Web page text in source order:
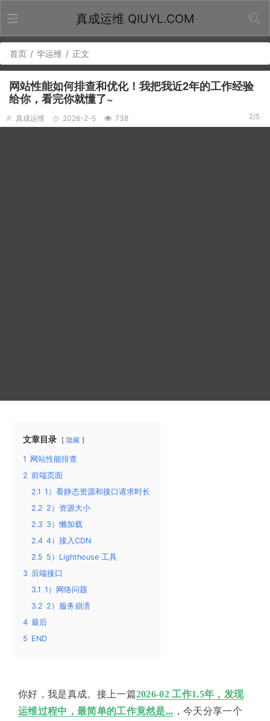
真成运维 QIUYL.COM
首页 / 学运维 / 正文
网站性能如何排查和优化！我把我近2年的工作经验
给你，看完你就懂了~
真成运维 2026-2-5 738 2/5
文章目录 隐藏
1 网站性能排查
2 前端页面
2.1 1）看静态资源和接口请求时长
2.2 2）资源大小
2.3 3）懒加载
2.4 4）接入CDN
2.5 5）Lighthouse 工具
3 后端接口
3.1 1）网络问题
3.2 2）服务崩溃
4 最后
5 END
你好，我是真成。接上一篇2026-02 工作1.5年，发现
运维过程中，最简单的工作竟然是,,, ，今天分享一个